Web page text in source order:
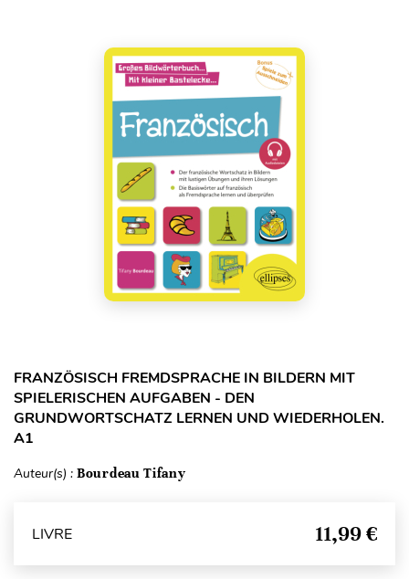
FRANZÖSISCH FREMDSPRACHE IN BILDERN MIT
SPIELERISCHEN AUFGABEN - DEN
GRUNDWORTSCHATZ LERNEN UND WIEDERHOLEN.
A1
Auteur(s) : Bourdeau Tifany
LIVRE 11,99 €